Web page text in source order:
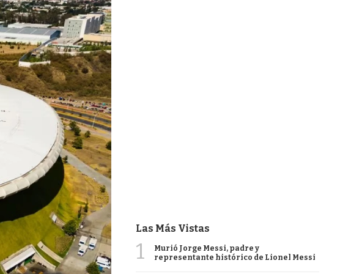
Las Más Vistas
1
Murió Jorge Messi, padre y
representante histórico de Lionel Messi